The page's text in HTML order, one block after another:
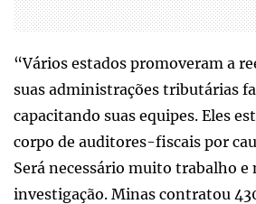
“Vários estados promoveram a
suas administrações tributárias
capacitando suas equipes. Eles
corpo de auditores-fiscais por
Será necessário muito trabalho e
investigação. Minas contratou